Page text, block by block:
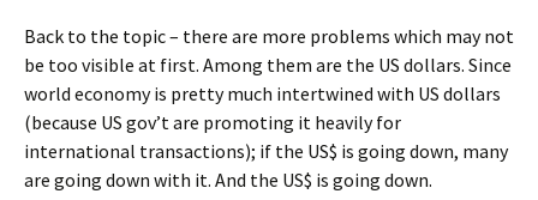
Back to the topic – there are more problems which may not
be too visible at first. Among them are the US dollars. Since
world economy is pretty much intertwined with US dollars
(because US gov’t are promoting it heavily for
international transactions); if the US$ is going down, many
are going down with it. And the US$ is going down.